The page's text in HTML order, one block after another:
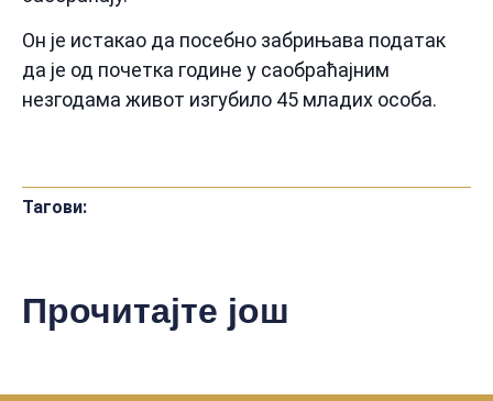
Он је истакао да посебно забрињава податак
да је од почетка године у саобраћајним
незгодама живот изгубило 45 младих особа.
Тагови:
Прочитајте још